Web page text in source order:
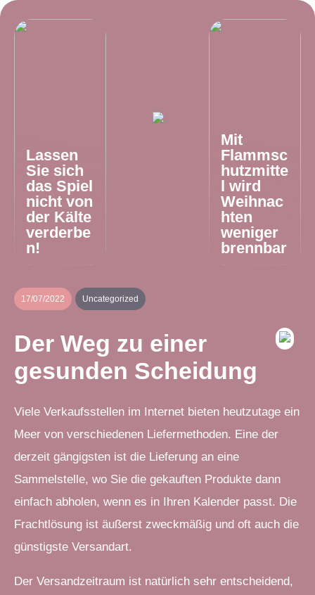
Lassen
Sie sich
das Spiel
nicht von
der Kälte
verderbe
n!
Mit
Flammsc
hutzmitte
l wird
Weihnac
hten
weniger
brennbar
17/07/2022 Uncategorized
Der Weg zu einer
gesunden Scheidung
Viele Verkaufsstellen im Internet bieten heutzutage ein
Meer von verschiedenen Liefermethoden. Eine der
derzeit gängigsten ist die Lieferung an eine
Sammelstelle, wo Sie die gekauften Produkte dann
einfach abholen, wenn es in Ihren Kalender passt. Die
Frachtlösung ist äußerst zweckmäßig und oft auch die
günstigste Versandart.
Der Versandzeitraum ist natürlich sehr entscheidend,